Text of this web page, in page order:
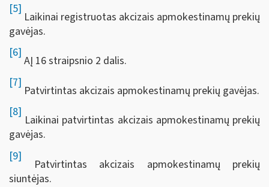
[5]
Laikinai registruotas akcizais apmokestinamų prekių
gavėjas.
[6]
AĮ 16 straipsnio 2 dalis.
[7]
Patvirtintas akcizais apmokestinamų prekių gavėjas.
[8]
Laikinai patvirtintas akcizais apmokestinamų prekių
gavėjas.
[9]
Patvirtintas akcizais apmokestinamų prekių
siuntėjas.